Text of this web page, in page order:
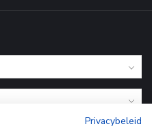
Privacybeleid